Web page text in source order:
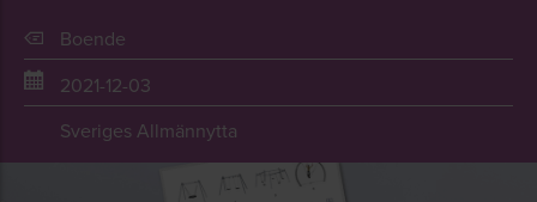
Boende
2021-12-03
Sveriges Allmännytta